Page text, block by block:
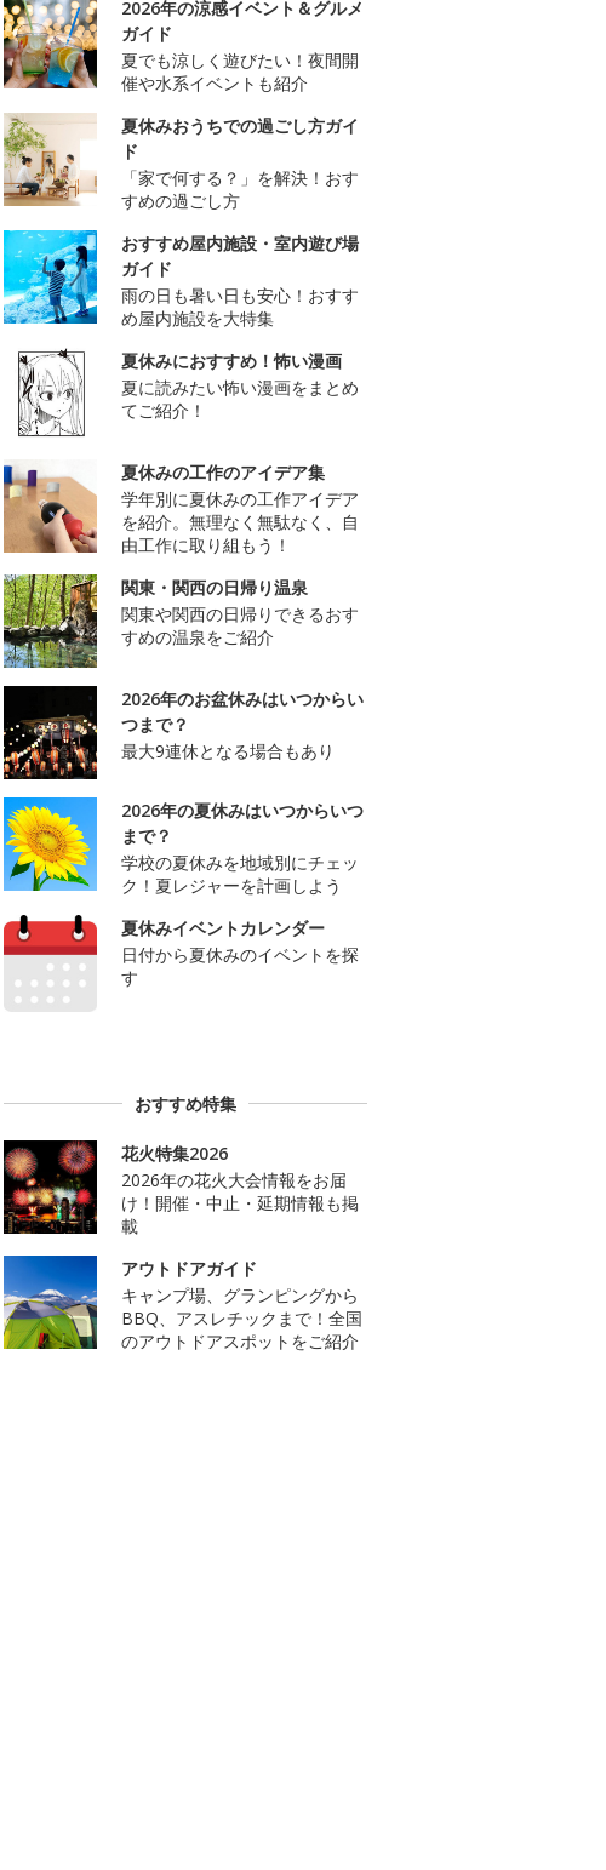
2026年の涼感イベント＆グルメ
ガイド
夏でも涼しく遊びたい！夜間開
催や水系イベントも紹介
夏休みおうちでの過ごし方ガイ
ド
「家で何する？」を解決！おす
すめの過ごし方
おすすめ屋内施設・室内遊び場
ガイド
雨の日も暑い日も安心！おすす
め屋内施設を大特集
夏休みにおすすめ！怖い漫画
夏に読みたい怖い漫画をまとめ
てご紹介！
夏休みの工作のアイデア集
学年別に夏休みの工作アイデア
を紹介。無理なく無駄なく、自
由工作に取り組もう！
関東・関西の日帰り温泉
関東や関西の日帰りできるおす
すめの温泉をご紹介
2026年のお盆休みはいつからい
つまで？
最大9連休となる場合もあり
2026年の夏休みはいつからいつ
まで？
学校の夏休みを地域別にチェッ
ク！夏レジャーを計画しよう
夏休みイベントカレンダー
日付から夏休みのイベントを探
す
おすすめ特集
花火特集2026
2026年の花火大会情報をお届
け！開催・中止・延期情報も掲
載
アウトドアガイド
キャンプ場、グランピングから
BBQ、アスレチックまで！全国
のアウトドアスポットをご紹介